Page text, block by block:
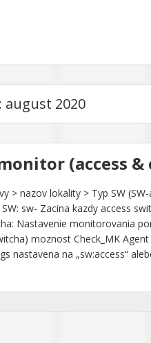
august 2020
(access &
> nazov lokality > Typ SW
sw- Zacina kazdy access
Nastavenie monitorovania
moznost Check_MK
nastavena na „sw:access“